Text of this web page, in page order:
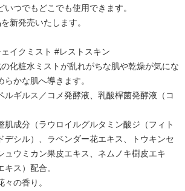
いつでもどこでも使用できます。
新発売いたします。
イクミスト #レストスキン
化粧水ミストが乱れがちな肌や乾燥が気にな
かな肌へ導きます。
ルギルス／コメ発酵液、乳酸桿菌発酵液（コ
肌成分（ラウロイルグルタミン酸ジ（フィト
デシル）、ラベンダー花エキス、トウキンセ
ュウミカン果皮エキス、ネムノキ樹皮エキ
ス）配合。
の香り。